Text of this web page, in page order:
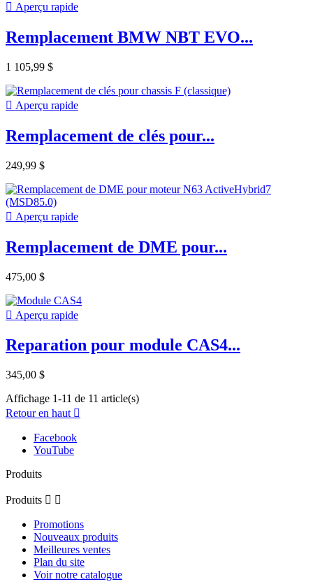
 Aperçu rapide
Remplacement BMW NBT EVO...
1 105,99 $
 Aperçu rapide
Remplacement de clés pour...
249,99 $
 Aperçu rapide
Remplacement de DME pour...
475,00 $
 Aperçu rapide
Reparation pour module CAS4...
345,00 $
Affichage 1-11 de 11 article(s)
Retour en haut 
Facebook
YouTube
Produits
Produits  
Promotions
Nouveaux produits
Meilleures ventes
Plan du site
Voir notre catalogue